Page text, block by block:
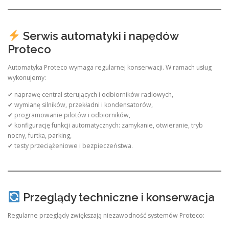
Serwis automatyki i napędów
Proteco
Automatyka Proteco wymaga regularnej konserwacji. W ramach usług
wykonujemy:
✔ naprawę central sterujących i odbiorników radiowych,
✔ wymianę silników, przekładni i kondensatorów,
✔ programowanie pilotów i odbiorników,
✔ konfigurację funkcji automatycznych: zamykanie, otwieranie, tryb
nocny, furtka, parking,
✔ testy przeciążeniowe i bezpieczeństwa.
Przeglądy techniczne i konserwacja
Regularne przeglądy zwiększają niezawodność systemów Proteco: